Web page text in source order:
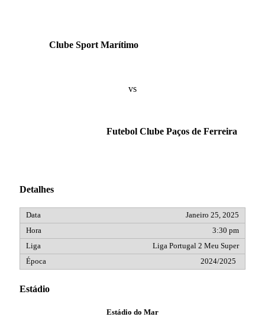
Clube Sport Marítimo
vs
Futebol Clube Paços de Ferreira
Detalhes
Janeiro 25, 2025
3:30 pm
Liga Portugal 2 Meu Super
2024/2025
Estádio
Estádio do Mar